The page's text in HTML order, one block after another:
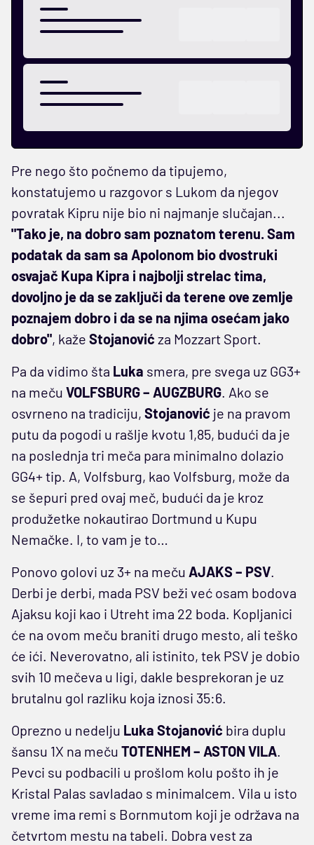
Pre nego što počnemo da tipujemo,
konstatujemo u razgovor s Lukom da njegov
povratak Kipru nije bio ni najmanje slučajan...
"Tako je, na dobro sam poznatom terenu. Sam
podatak da sam sa Apolonom bio dvostruki
osvajač Kupa Kipra i najbolji strelac tima,
dovoljno je da se zaključi da terene ove zemlje
poznajem dobro i da se na njima osećam jako
dobro", kaže Stojanović za Mozzart Sport.
Pa da vidimo šta Luka smera, pre svega uz GG3+
na meču VOLFSBURG – AUGZBURG. Ako se
osvrneno na tradiciju, Stojanović je na pravom
putu da pogodi u rašlje kvotu 1,85, budući da je
na poslednja tri meča para minimalno dolazio
GG4+ tip. A, Volfsburg, kao Volfsburg, može da
se šepuri pred ovaj meč, budući da je kroz
produžetke nokautirao Dortmund u Kupu
Nemačke. I, to vam je to…
Ponovo golovi uz 3+ na meču AJAKS – PSV.
Derbi je derbi, mada PSV beži već osam bodova
Ajaksu koji kao i Utreht ima 22 boda. Kopljanici
će na ovom meču braniti drugo mesto, ali teško
će ići. Neverovatno, ali istinito, tek PSV je dobio
svih 10 mečeva u ligi, dakle besprekoran je uz
brutalnu gol razliku koja iznosi 35:6.
Oprezno u nedelju Luka Stojanović bira duplu
šansu 1X na meču TOTENHEM – ASTON VILA.
Pevci su podbacili u prošlom kolu pošto ih je
Kristal Palas savladao s minimalcem. Vila u isto
vreme ima remi s Bornmutom koji je održava na
četvrtom mestu na tabeli. Dobra vest za